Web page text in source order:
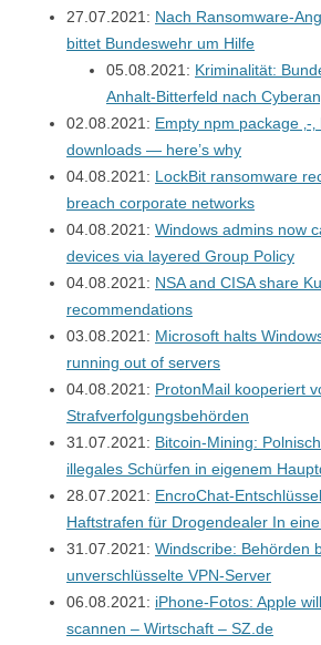
27.07.2021: Nach Ransomware-
bittet Bundeswehr um Hilfe
05.08.2021: Kriminalität:
Anhalt-Bitterfeld nach
02.08.2021: Empty npm package ‚-
downloads — here’s why
04.08.2021: LockBit ransomware
breach corporate networks
04.08.2021: Windows admins now
devices via layered Group Policy
04.08.2021: NSA and CISA share
recommendations
03.08.2021: Microsoft halts
running out of servers
04.08.2021: ProtonMail kooperiert
Strafverfolgungsbehörden
31.07.2021: Bitcoin-Mining:
illegales Schürfen in eigenem
28.07.2021: EncroChat-
Haftstrafen für Drogendealer In
31.07.2021: Windscribe: Behörden
unverschlüsselte VPN-Server
06.08.2021: iPhone-Fotos: Apple
scannen – Wirtschaft – SZ.de